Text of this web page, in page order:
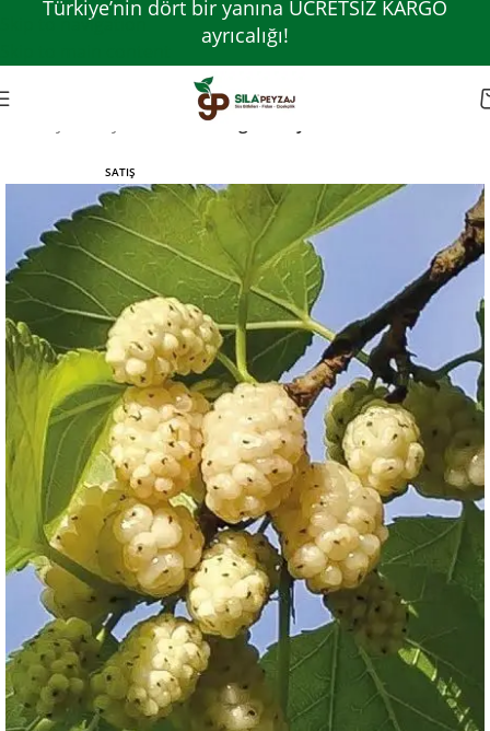
Skip to navigation
Türkiye’nin dört bir yanına ÜCRETSİZ KARGO
ayrıcalığı!
Meyve Fidanları
SATIŞ